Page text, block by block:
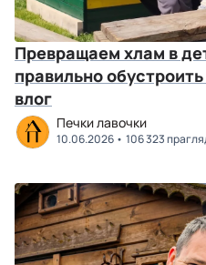
Превращаем хлам в
правильно
влог
Печки лавочки
10.06.2026 106 323